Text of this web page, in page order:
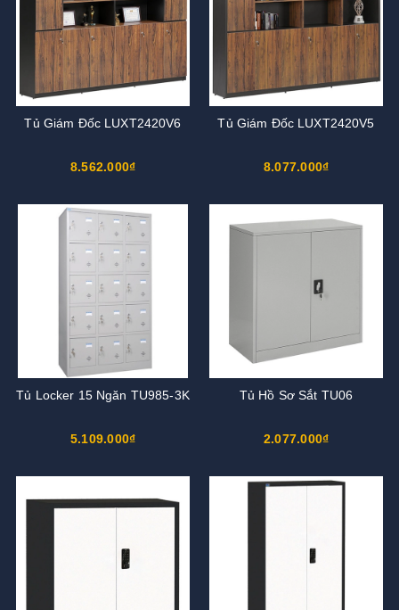
Tủ Giám Đốc LUXT2420V6
8.562.000₫
Tủ Giám Đốc LUXT2420V5
8.077.000₫
Tủ Locker 15 Ngăn TU985-3K
5.109.000₫
Tủ Hồ Sơ Sắt TU06
2.077.000₫